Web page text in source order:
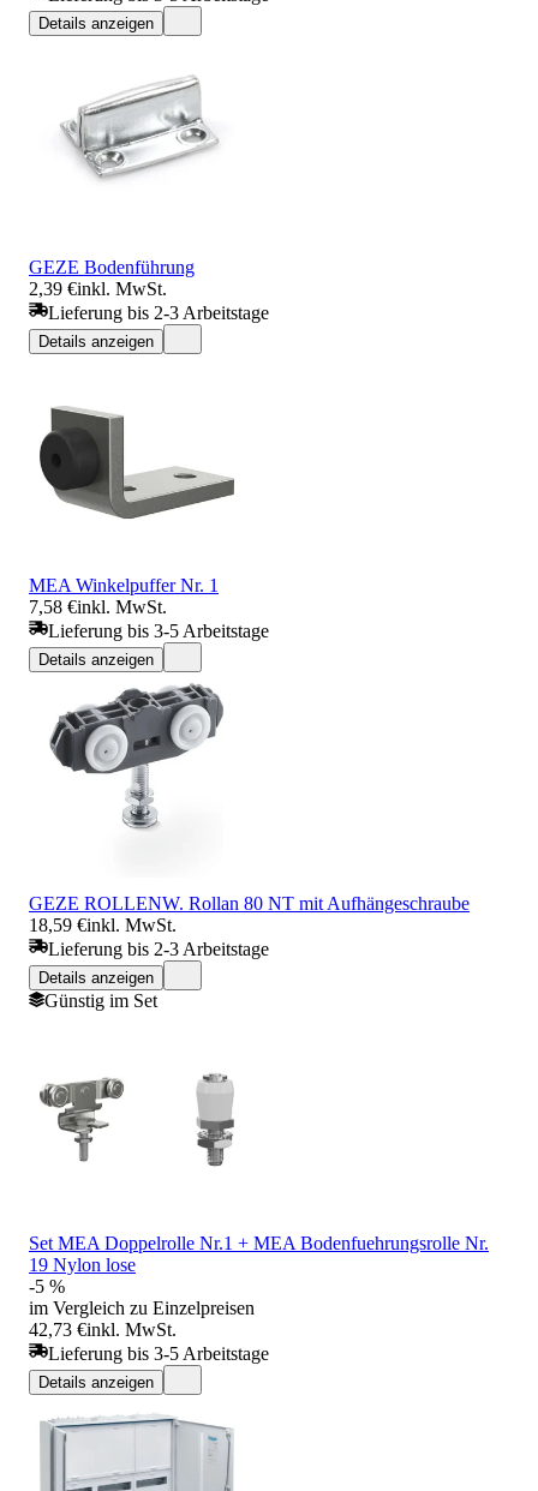
Details anzeigen
GEZE Bodenführung
2,39 €inkl. MwSt.
Lieferung bis 2-3 Arbeitstage
Details anzeigen
MEA Winkelpuffer Nr. 1
7,58 €inkl. MwSt.
Lieferung bis 3-5 Arbeitstage
Details anzeigen
GEZE ROLLENW. Rollan 80 NT mit Aufhängeschraube
18,59 €inkl. MwSt.
Lieferung bis 2-3 Arbeitstage
Details anzeigen
Günstig im Set
Set MEA Doppelrolle Nr.1 + MEA Bodenfuehrungsrolle Nr.
19 Nylon lose
-5 %
im Vergleich zu Einzelpreisen
42,73 €inkl. MwSt.
Lieferung bis 3-5 Arbeitstage
Details anzeigen